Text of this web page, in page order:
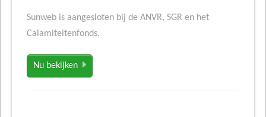
Sunweb is aangesloten bij de ANVR, SGR en het
Calamiteitenfonds.
Nu bekijken